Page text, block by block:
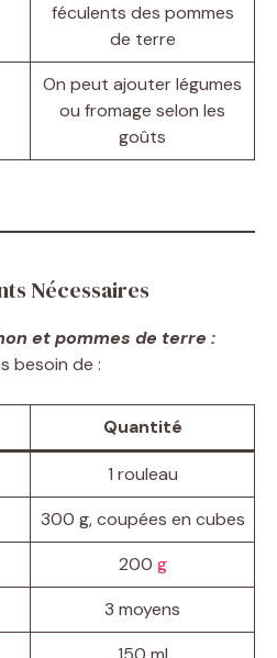
féculents des pommes
de terre
On peut ajouter légumes
ou fromage selon les
goûts
Nécessaires
et pommes de terre :
besoin de :
Quantité
1 rouleau
300 g, coupées en cubes
200 g
3 moyens